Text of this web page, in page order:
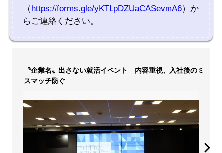
（ https://forms.gle/yKTLpDZUaCASevmA6）か
らご連絡ください。
〝企業名〟出さない就活イベント 内容重視、入社後のミ
スマッチ防ぐ